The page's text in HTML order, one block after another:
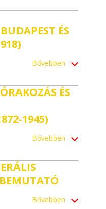
ÉS
Bővebben
ÉS
1945)
Bővebben
Bővebben